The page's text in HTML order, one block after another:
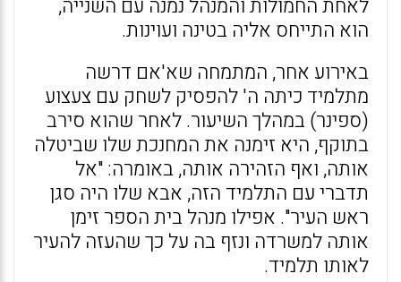
לאחת החמולות והמנהל נמנה עם השנייה,
הוא התייחס אליה בטינה ועוינות.
באירוע אחר, המתמחה שא'אם דרשה
מתלמיד כיתה ה' להפסיק לשחק עם צעצוע
(ספינר) במהלך השיעור. לאחר שהוא סירב
בתוקף, היא זימנה את המחנכת שלו שביטלה
אותה, ואף הזהירה אותה, באומרה: "אל
תדברי עם התלמיד הזה, אבא שלו היה סגן
ראש העיר". אפילו מנהל בית הספר זימן
אותה למשרדה ונזף בה על כך שהעזה להעיר
לאותו תלמיד.